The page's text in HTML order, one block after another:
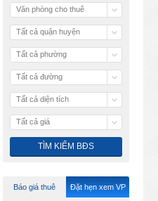
Văn phòng cho thuê
Tất cả quận huyện
Tất cả phường
Tất cả đường
Tất cả diện tích
Tất cả giá
Báo giá thuê Đặt hẹn xem VP